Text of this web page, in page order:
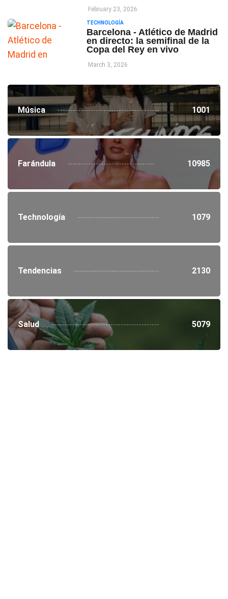
February 23, 2026
TECHNOLOGÍA
Barcelona - Atlético de Madrid
en directo: la semifinal de la
Copa del Rey en vivo
March 3, 2026
Música 1001
Farándula 10985
Technología 1079
Tendencias 2130
Salud 5079